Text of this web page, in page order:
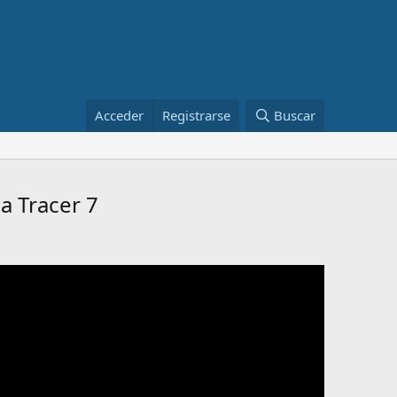
Acceder Registrarse Buscar
Tracer 7